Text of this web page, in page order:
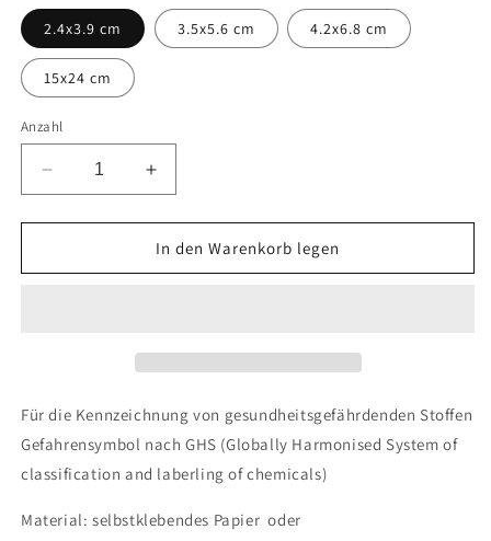
2.4x3.9 cm 3.5x5.6 cm 4.2x6.8 cm
15x24 cm
Anzahl
Verringere
die
Menge
Aufkleber
cm,
Papier
oder
ES-
Erhöhe
die
Menge
für
Aufkleber
cm,
Papier
oder
ES-
In den Warenkorb legen
Für die Kennzeichnung von gesundheitsgefährdenden Stoffen
Gefahrensymbol nach GHS (Globally Harmonised System of
classification and laberling of chemicals)
Material: selbstklebendes Papier oder